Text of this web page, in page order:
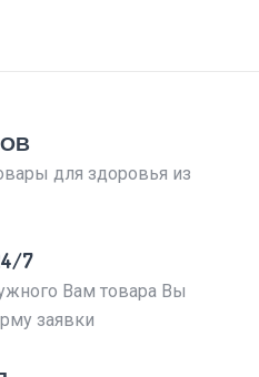
для здоровья из
7
Вам товара Вы
заявки